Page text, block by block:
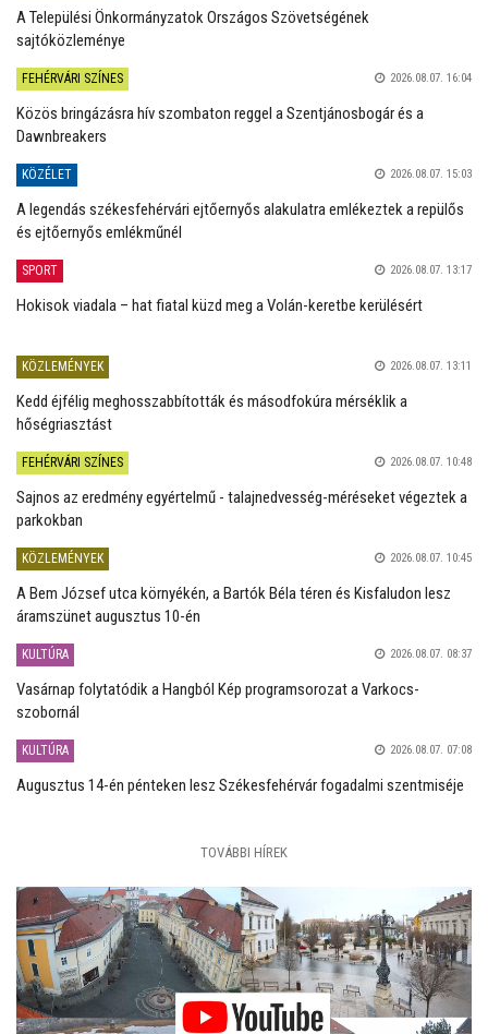
A Települési Önkormányzatok Országos Szövetségének
sajtóközleménye
FEHÉRVÁRI SZÍNES 2026.08.07. 16:04
Közös bringázásra hív szombaton reggel a Szentjánosbogár és a
Dawnbreakers
KÖZÉLET 2026.08.07. 15:03
A legendás székesfehérvári ejtőernyős alakulatra emlékeztek a repülős
és ejtőernyős emlékműnél
SPORT 2026.08.07. 13:17
Hokisok viadala – hat fiatal küzd meg a Volán-keretbe kerülésért
KÖZLEMÉNYEK 2026.08.07. 13:11
Kedd éjfélig meghosszabbították és másodfokúra mérséklik a
hőségriasztást
FEHÉRVÁRI SZÍNES 2026.08.07. 10:48
Sajnos az eredmény egyértelmű - talajnedvesség-méréseket végeztek a
parkokban
KÖZLEMÉNYEK 2026.08.07. 10:45
A Bem József utca környékén, a Bartók Béla téren és Kisfaludon lesz
áramszünet augusztus 10-én
KULTÚRA 2026.08.07. 08:37
Vasárnap folytatódik a Hangból Kép programsorozat a Varkocs-
szobornál
KULTÚRA 2026.08.07. 07:08
Augusztus 14-én pénteken lesz Székesfehérvár fogadalmi szentmiséje
TOVÁBBI HÍREK